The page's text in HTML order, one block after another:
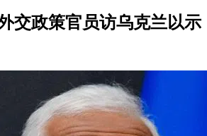
交政策官员访乌克兰以示